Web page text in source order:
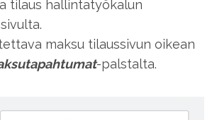
tilaus hallintatyökalun
maksu tilaussivun oikean
-palstalta.